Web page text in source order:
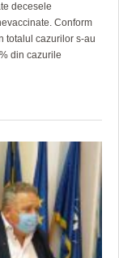
decesele
Conform
totalul cazurilor s-au
din cazurile